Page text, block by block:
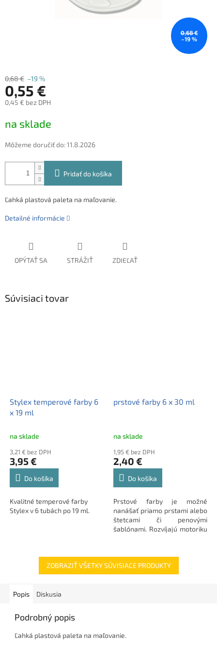
0,68 €
–19 %
0,68 € –19 %
0,55 €
0,45 € bez DPH
cena:
na sklade
Môžeme doručiť do:11.8.2026
Pridať do košíka
Ľahká plastová paleta na maľovanie.
Detailné informácie
OPÝTAŤ SA STRÁŽIŤ ZDIEĽAŤ
Súvisiaci tovar
Stylex temperové farby 6
x 19 ml
na sklade
3,21 € bez DPH
3,95 €
Do košíka
Kvalitné temperové farby
Stylex v 6 tubách po 19 ml.
prstové farby 6 x 30 ml
na sklade
1,95 € bez DPH
2,40 €
Do košíka
Prstové farby je možné
nanášať priamo prstami alebo
štetcami či penovými
šablónami. Rozvíjajú motoriku
ZOBRAZIŤ VŠETKY SÚVISIACE PRODUKTY
Popis Diskusia
Podrobný popis
Ľahká plastová paleta na maľovanie.